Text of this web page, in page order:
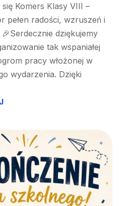
Komers Klasy VIII –
pełen radości, wzruszeń i
dziękujemy
tak wspaniałej
pracy włożonej w
wydarzenia. Dzięki